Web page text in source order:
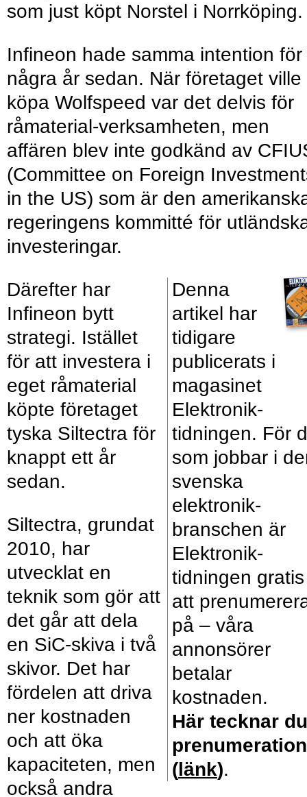
som just köpt Norstel i Norrköping.
Infineon hade samma intention för
några år sedan. När företaget ville
köpa Wolfspeed var det delvis för
råmaterial-verksamheten, men
affären blev inte godkänd av
(Committee on Foreign
in the US) som är den
regeringens kommitté för
investeringar.
Denna
artikel har
tidigare
publicerats i
magasinet
Elektronik­
tidningen. För
som jobbar i
svenska
elektronik­
branschen är
Elektronik­
tidningen gratis
att
på – våra
annonsörer
betalar
kostnaden.
Här tecknar du
prenumeration
(länk).
Därefter har
Infineon bytt
strategi. Istället
för att investera i
eget råmaterial
köpte företaget
tyska Siltectra för
knappt ett år
sedan.
Siltectra, grundat
2010, har
utvecklat en
teknik som gör att
det går att dela
en SiC-skiva i två
skivor. Det har
fördelen att driva
ner kostnaden
och att öka
kapaciteten, men
också andra